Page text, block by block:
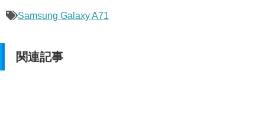
Samsung Galaxy A71
関連記事